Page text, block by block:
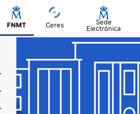
FNMT Ceres
Sede
Electrónica
Erakutsi/Ezkutatu